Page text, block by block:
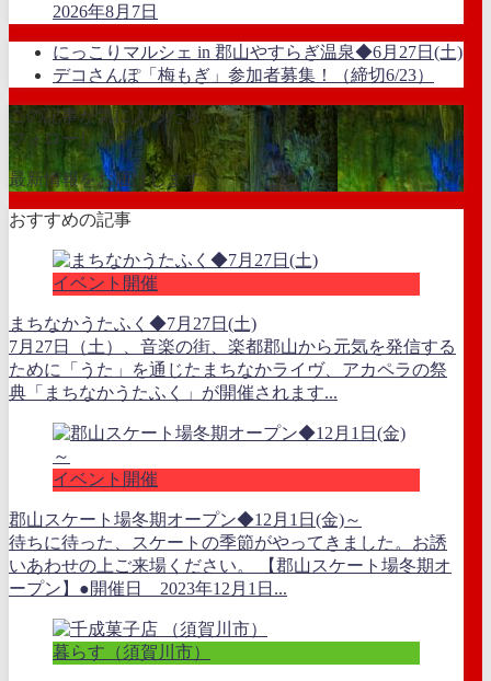
2026年8月7日
にっこりマルシェ in 郡山やすらぎ温泉◆6月27日(土)
デコさんぽ「梅もぎ」参加者募集！（締切6/23）
この記事が気に入ったら
フォローしよう
最新情報をお届けします
おすすめの記事
イベント開催
まちなかうたふく◆7月27日(土)
7月27日（土）、音楽の街、楽都郡山から元気を発信する
ために「うた」を通じたまちなかライヴ、アカペラの祭
典「まちなかうたふく」が開催されます...
イベント開催
郡山スケート場冬期オープン◆12月1日(金)～
待ちに待った、スケートの季節がやってきました。お誘
いあわせの上ご来場ください。 【郡山スケート場冬期オ
ープン】●開催日 2023年12月1日...
暮らす（須賀川市）